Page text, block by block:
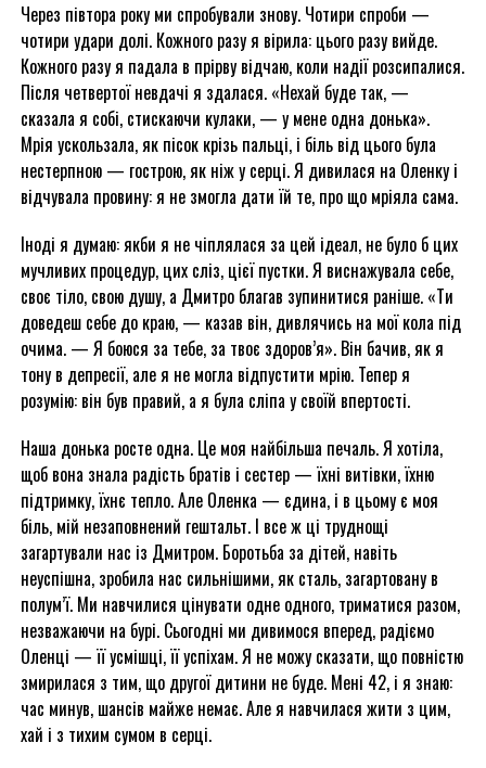
Через півтора року ми спробували знову. Чотири спроби —
чотири удари долі. Кожного разу я вірила: цього разу вийде.
Кожного разу я падала в прірву відчаю, коли надії розсипалися.
Після четвертої невдачі я здалася. «Нехай буде так, —
сказала я собі, стискаючи кулаки, — у мене одна донька».
Мрія ускользала, як пісок крізь пальці, і біль від цього була
нестерпною — гострою, як ніж у серці. Я дивилася на Оленку і
відчувала провину: я не змогла дати їй те, про що мріяла сама.
Іноді я думаю: якби я не чіплялася за цей ідеал, не було б цих
мучливих процедур, цих сліз, цієї пустки. Я виснажувала себе,
своє тіло, свою душу, а Дмитро благав зупинитися раніше. «Ти
доведеш себе до краю, — казав він, дивлячись на мої кола під
очима. — Я боюся за тебе, за твоє здоров’я». Він бачив, як я
тону в депресії, але я не могла відпустити мрію. Тепер я
розумію: він був правий, а я була сліпа у своїй впертості.
Наша донька росте одна. Це моя найбільша печаль. Я хотіла,
щоб вона знала радість братів і сестер — їхні витівки, їхню
підтримку, їхнє тепло. Але Оленка — єдина, і в цьому є моя
біль, мій незаповнений гештальт. І все ж ці труднощі
загартували нас із Дмитром. Боротьба за дітей, навіть
неуспішна, зробила нас сильнішими, як сталь, загартовану в
полум’ї. Ми навчилися цінувати одне одного, триматися разом,
незважаючи на бурі. Сьогодні ми дивимося вперед, радіємо
Оленці — її усмішці, її успіхам. Я не можу сказати, що повністю
змирилася з тим, що другої дитини не буде. Мені 42, і я знаю:
час минув, шансів майже немає. Але я навчилася жити з цим,
хай і з тихим сумом в серці.